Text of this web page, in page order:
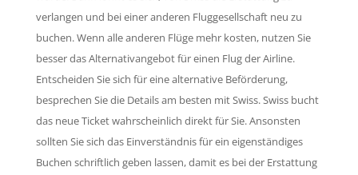
verlangen und bei einer anderen Fluggesellschaft neu zu
buchen. Wenn alle anderen Flüge mehr kosten, nutzen Sie
besser das Alternativangebot für einen Flug der Airline.
Entscheiden Sie sich für eine alternative Beförderung,
besprechen Sie die Details am besten mit Swiss. Swiss bucht
das neue Ticket wahrscheinlich direkt für Sie. Ansonsten
sollten Sie sich das Einverständnis für ein eigenständiges
Buchen schriftlich geben lassen, damit es bei der Erstattung